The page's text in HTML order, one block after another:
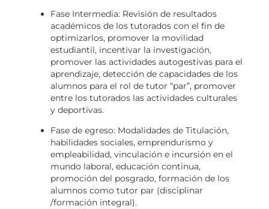
Fase Intermedia: Revisión de resultados
académicos de los tutorados con el fin de
optimizarlos, promover la movilidad
estudiantil, incentivar la investigación,
promover las actividades autogestivas para el
aprendizaje, detección de capacidades de los
alumnos para el rol de tutor “par”, promover
entre los tutorados las actividades culturales
y deportivas.
Fase de egreso: Modalidades de Titulación,
habilidades sociales, emprendurismo y
empleabilidad, vinculación e incursión en el
mundo laboral, educación continua,
promoción del posgrado, formación de los
alumnos como tutor par (disciplinar
/formación integral).